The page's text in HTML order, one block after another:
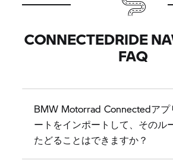
CONNECTEDRIDE
FAQ
BMW Motorrad Connectedアプ
ートをインポートして、そのル
たどることはできますか？